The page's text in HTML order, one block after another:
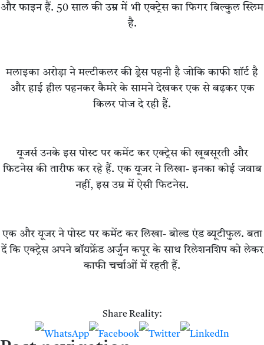
और फाइन हैं. 50 साल की उम्र में भी एक्ट्रेस का फिगर बिल्कुल स्लिम
है.
मलाइका अरोड़ा ने मल्टीकलर की ड्रेस पहनी है जोकि काफी शॉर्ट है
और हाई हील पहनकर कैमरे के सामने देखकर एक से बढ़कर एक
किलर पोज दे रही हैं.
यूजर्स उनके इस पोस्ट पर कमेंट कर एक्ट्रेस की खूबसूरती और
फिटनेस की तारीफ कर रहे हैं. एक यूजर ने लिखा- इनका कोई जवाब
नहीं, इस उम्र में ऐसी फिटनेस.
एक और यूजर ने पोस्ट पर कमेंट कर लिखा- बोल्ड एंड ब्यूटीफुल. बता
दें कि एक्ट्रेस अपने बॉयफ्रेंड अर्जुन कपूर के साथ रिलेशनशिप को लेकर
काफी चर्चाओं में रहती हैं.
Share Reality: